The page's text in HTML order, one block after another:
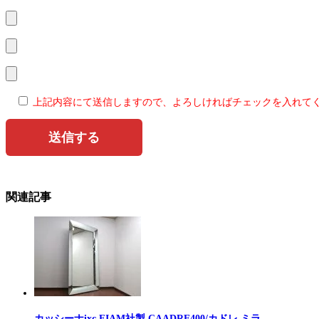
上記内容にて送信しますので、よろしければチェックを入れて
関連記事